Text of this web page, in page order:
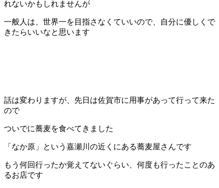
れないかもしれませんが
一般人は、世界一を目指さなくていいので、自分に優しくで
きたらいいなと思います
話は変わりますが、先日は佐賀市に用事があって行って来た
ので
ついでに蕎麦を食べてきました
「なか原」という嘉瀬川の近くにある蕎麦屋さんです
もう何回行ったか覚えてないぐらい、何度も行ったことのあ
るお店です